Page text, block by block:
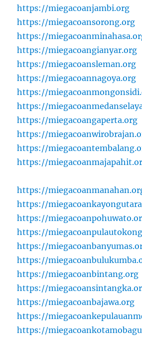
https://miegacoanjambi.org
https://miegacoansorong.org
https://
https://miegacoangianyar.org
https://miegacoansleman.org
https://miegacoannagoya.org
https://
https://
https://miegacoangaperta.org
https://
https://
https://
https://
https://
https://
https://
https://
https://
https://miegacoanbintang.org
https://
https://miegacoanbajawa.org
https://
https://